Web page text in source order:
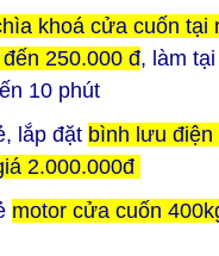
khoá cửa cuốn tại
250.000 đ, làm
10 phút
lắp đặt bình lưu điện
2.000.000đ
motor cửa cuốn